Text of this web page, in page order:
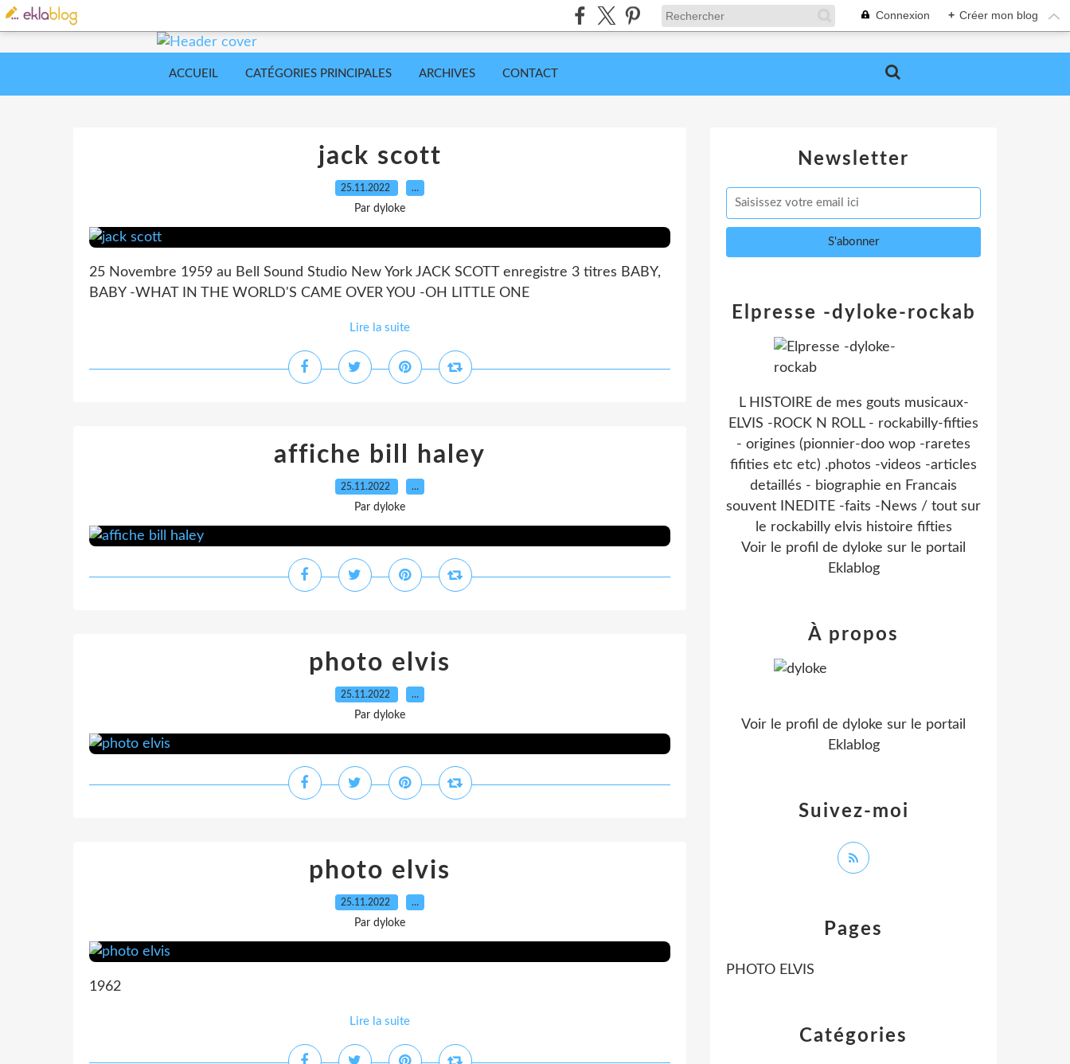
Connexion + Créer mon blog
ACCUEIL CATÉGORIES PRINCIPALES ARCHIVES CONTACT
jack scott
25.11.2022 …
Par dyloke
25 Novembre 1959 au Bell Sound Studio New York JACK SCOTT enregistre 3 titres BABY,
BABY -WHAT IN THE WORLD'S CAME OVER YOU -OH LITTLE ONE
Lire la suite
affiche bill haley
25.11.2022 …
Par dyloke
photo elvis
25.11.2022 …
Par dyloke
photo elvis
25.11.2022 …
Par dyloke
1962
Lire la suite
Newsletter
Catégories
Pages
PHOTO ELVIS
Elpresse -dyloke-rockab
L HISTOIRE de mes gouts musicaux-
ELVIS -ROCK N ROLL - rockabilly-fifties
- origines (pionnier-doo wop -raretes
fifities etc etc) .photos -videos -articles
detaillés - biographie en Francais
souvent INEDITE -faits -News / tout sur
le rockabilly elvis histoire fifties
Voir le profil de dyloke sur le portail
Eklablog
Suivez-moi
À propos
Voir le profil de dyloke sur le portail
Eklablog